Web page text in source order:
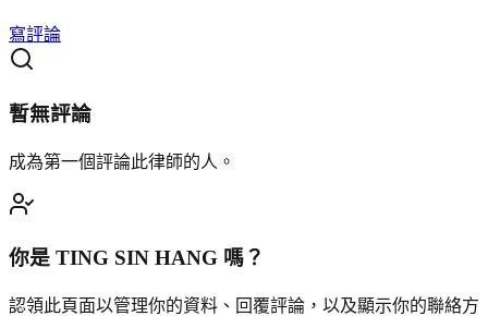
寫評論
暫無評論
成為第一個評論此律師的人。
你是 TING SIN HANG 嗎？
認領此頁面以管理你的資料、回覆評論，以及顯示你的聯絡方